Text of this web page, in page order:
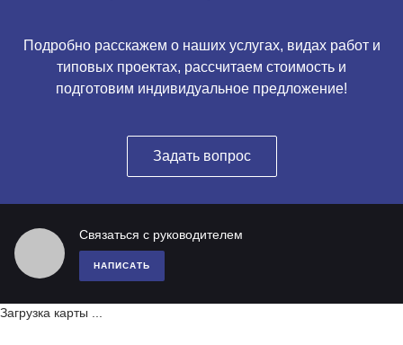
Подробно расскажем о наших услугах, видах работ и
типовых проектах, рассчитаем стоимость и
подготовим индивидуальное предложение!
Задать вопрос
Связаться с руководителем
НАПИСАТЬ
Загрузка карты ...